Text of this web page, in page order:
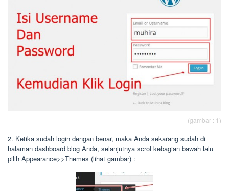
(gambar : 1)
2. Ketika sudah login dengan benar, maka Anda sekarang sudah di
halaman dashboard blog Anda, selanjutnya scrol kebagian bawah lalu
pilih Appearance>>Themes (lihat gambar) :